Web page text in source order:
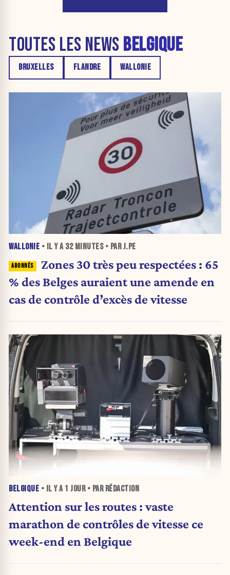
TOUTES LES NEWS BELGIQUE
BRUXELLES FLANDRE WALLONIE
WALLONIE • IL Y A 32 MINUTES• PAR J.PE
Zones 30 très peu respectées : 65
% des Belges auraient une amende en
cas de contrôle d’excès de vitesse
BELGIQUE • IL Y A 1 JOUR• PAR RÉDACTION
Attention sur les routes : vaste
marathon de contrôles de vitesse ce
week-end en Belgique